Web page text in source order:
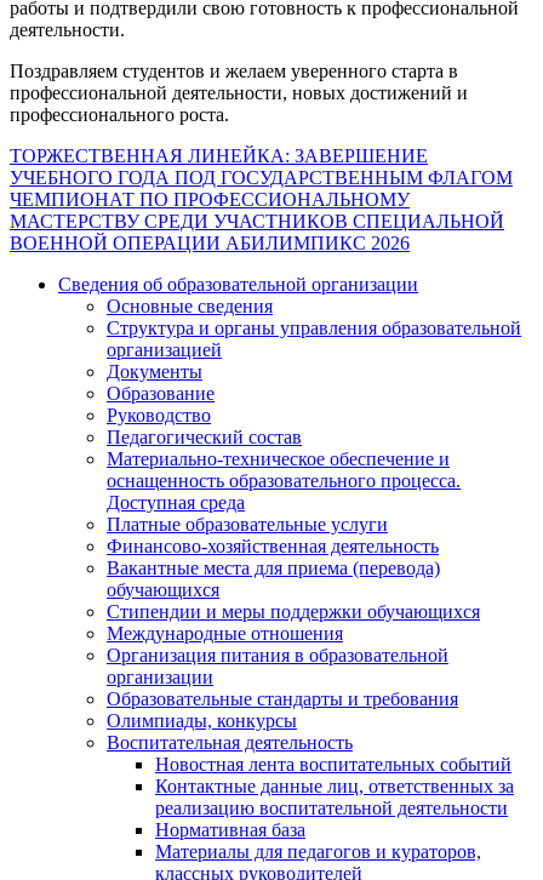
работы и подтвердили свою готовность к профессиональной
деятельности.
Поздравляем студентов и желаем уверенного старта в
профессиональной деятельности, новых достижений и
профессионального роста.
Навигация
по
записям
ТОРЖЕСТВЕННАЯ ЛИНЕЙКА: ЗАВЕРШЕНИЕ
УЧЕБНОГО ГОДА ПОД ГОСУДАРСТВЕННЫМ ФЛАГОМ
ЧЕМПИОНАТ ПО ПРОФЕССИОНАЛЬНОМУ
МАСТЕРСТВУ СРЕДИ УЧАСТНИКОВ СПЕЦИАЛЬНОЙ
ВОЕННОЙ ОПЕРАЦИИ АБИЛИМПИКС 2026
Сведения об образовательной организации
Основные сведения
Структура и органы управления образовательной
организацией
Документы
Образование
Руководство
Педагогический состав
Материально-техническое обеспечение и
оснащенность образовательного процесса.
Доступная среда
Платные образовательные услуги
Финансово-хозяйственная деятельность
Вакантные места для приема (перевода)
обучающихся
Стипендии и меры поддержки обучающихся
Международные отношения
Организация питания в образовательной
организации
Образовательные стандарты и требования
Олимпиады, конкурсы
Воспитательная деятельность
Новостная лента воспитательных событий
Контактные данные лиц, ответственных за
реализацию воспитательной деятельности
Нормативная база
Материалы для педагогов и кураторов,
классных руководителей